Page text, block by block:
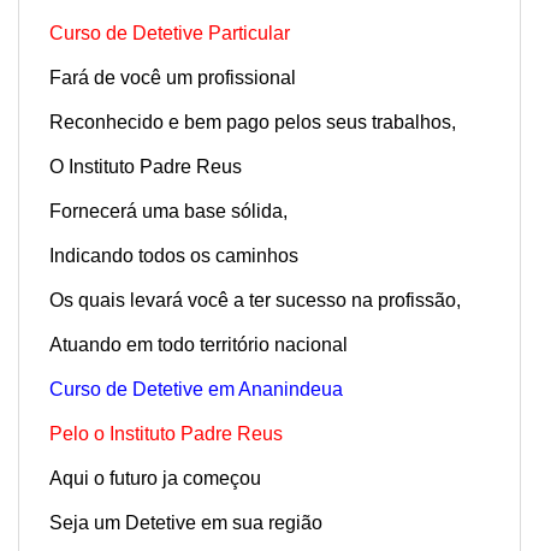
Curso de Detetive Particular
Fará de você um profissional
Reconhecido e bem pago pelos seus trabalhos,
O Instituto Padre Reus
Fornecerá uma base sólida,
Indicando todos os caminhos
Os quais levará você a ter sucesso na profissão,
Atuando em todo território nacional
Curso de Detetive em Ananindeua
Pelo o Instituto Padre Reus
Aqui o futuro ja começou
Seja um Detetive em sua região